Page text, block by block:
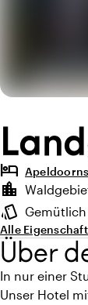
hotel
location_city
Lage und
style
Ambiente
Alle
Über
In nur einer
Unser Hotel